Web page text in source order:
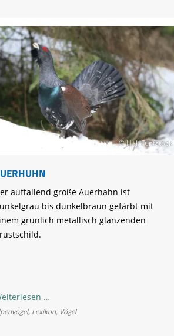
© H.-J. Fünfstück
auffallend große Auerhahn ist
bis dunkelbraun gefärbt mit
grünlich metallisch glänzenden
…Auerhuhn
, Lexikon, Vögel